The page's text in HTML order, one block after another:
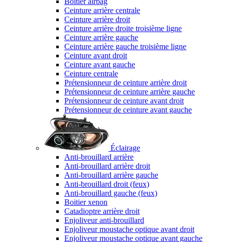
Ceinture arrière centrale
Ceinture arrière droit
Ceinture arrière droite troisième ligne
Ceinture arrière gauche
Ceinture arrière gauche troisième ligne
Ceinture avant droit
Ceinture avant gauche
Ceinture centrale
Prétensionneur de ceinture arrière droit
Prétensionneur de ceinture arrière gauche
Prétensionneur de ceinture avant droit
Prétensionneur de ceinture avant gauche
Éclairage
Anti-brouillard arrière
Anti-brouillard arrière droit
Anti-brouillard arrière gauche
Anti-brouillard droit (feux)
Anti-brouillard gauche (feux)
Boitier xenon
Catadioptre arrière droit
Enjoliveur anti-brouillard
Enjoliveur moustache optique avant droit
Enjoliveur moustache optique avant gauche